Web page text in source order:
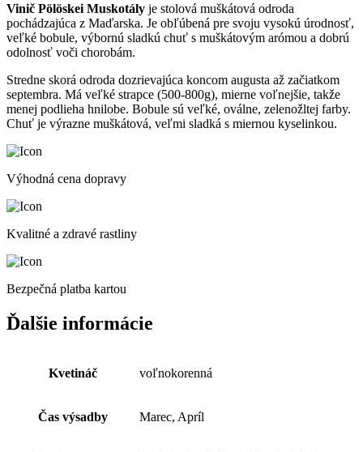
Vinič Pölöskei Muskotály je stolová muškátová odroda
pochádzajúca z Maďarska. Je obľúbená pre svoju vysokú úrodnosť,
veľké bobule, výbornú sladkú chuť s muškátovým arómou a dobrú
odolnosť voči chorobám.
Stredne skorá odroda dozrievajúca koncom augusta až začiatkom
septembra. Má veľké strapce (500-800g), mierne voľnejšie, takže
menej podlieha hnilobe. Bobule sú veľké, oválne, zelenožltej farby.
Chuť je výrazne muškátová, veľmi sladká s miernou kyselinkou.
Výhodná cena dopravy
Kvalitné a zdravé rastliny
Bezpečná platba kartou
Ďalšie informácie
Kvetináč voľnokorenná
Čas výsadby Marec, Apríl